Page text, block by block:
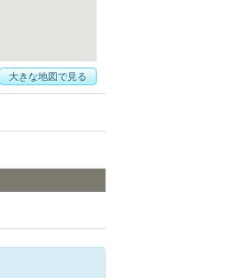
大きな地図で見る